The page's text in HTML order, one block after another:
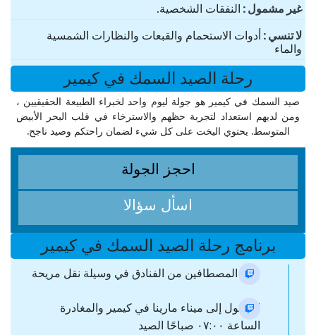
غير مشمول النفقات الشخصية.
لا تنسي أدوات الاستحمام والقبعات والنظارات الشمسية
والماء
رحلة الصيد السمك في كيمير
صيد السمك في كيمير هو جولة ليوم واحد لخبراء الطبيعة الحقيقيين ،
ومن لديهم استعداد لتجربة حظهم والاسترخاء في قلب البحر الأبيض
المتوسط. يحتوي اليخت على كل شيء لضمان راحتكم وصيد ناجح.
احجز الجولة
اسأل سؤالا
برنامج رحلة الصيد السمك في كيمير
جمع المصطافين من الفنادق في وسيلة نقل مريحة
الوصول إلى ميناء مارينا في كيمير والمغادرة
الساعة ٠٧:٠٠ صباحًا الصيد